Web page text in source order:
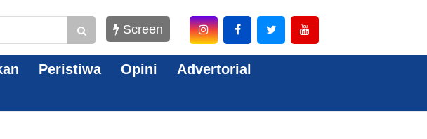
Screen
Peristiwa Opini Advertorial